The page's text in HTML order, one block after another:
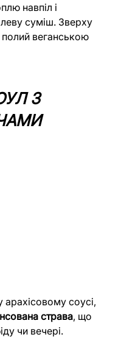
навпіл і
суміш. Зверху
веганською
З
соусі,
страва, що
чи вечері.